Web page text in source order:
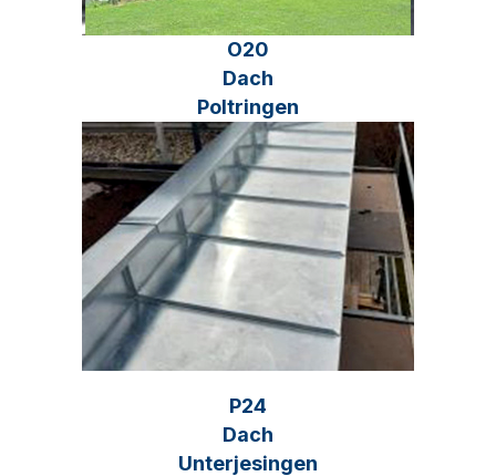
O20
Dach
Poltringen
P24
Dach
Unterjesingen